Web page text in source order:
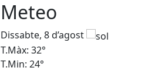
Meteo
Dissabte, 8 d’agost
T.Màx: 32°
T.Min: 24°